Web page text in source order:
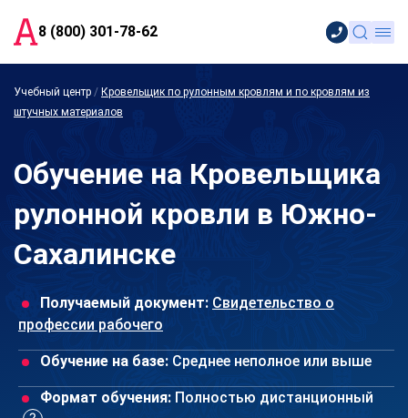
8 (800) 301-78-62
Учебный центр / Кровельщик по рулонным кровлям и по кровлям из
штучных материалов
Обучение на Кровельщика
рулонной кровли в Южно-
Сахалинске
Получаемый документ: Свидетельство о
профессии рабочего
Обучение на базе: Среднее неполное или выше
Формат обучения: Полностью дистанционный